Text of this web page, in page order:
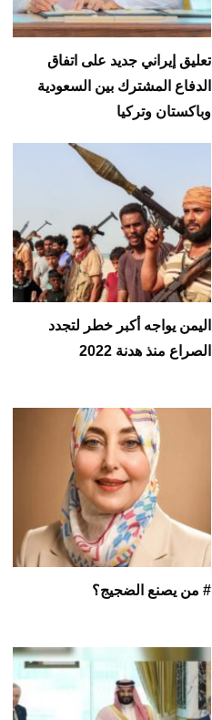
تعليق إيراني جديد على اتفاق
الدفاع المشترك بين السعودية
وباكستان وتركيا
اليمن يواجه أكبر خطر لتجدد
الصراع منذ هدنة 2022
# من يصنع الضجيج؟